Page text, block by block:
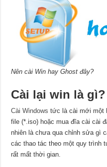
Nên cài Win hay Ghost đây?
Cài lại win là gì?
Cài Windows tức là cài mới một
file (*.iso) hoặc mua đĩa cài cài
nhiên là chưa qua chỉnh sửa gì
các thao tác theo một quy trình
rất mất thời gian.